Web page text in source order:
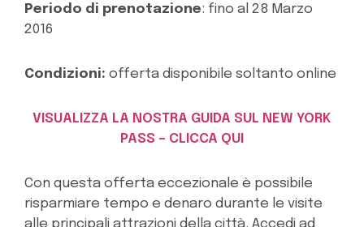
Periodo di prenotazione: fino al 28 Marzo
2016
Condizioni: offerta disponibile soltanto online
VISUALIZZA LA NOSTRA GUIDA SUL NEW YORK
PASS – CLICCA QUI
Con questa offerta eccezionale è possibile
risparmiare tempo e denaro durante le visite
alle principali attrazioni della città. Accedi ad